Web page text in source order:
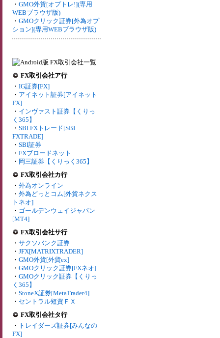
・ GMO外貨[オプトレ!](専用
WEBブラウザ版)
・ GMOクリック証券[外為オプ
ション](専用WEBブラウザ版)
FX取引会社ア行
・ IG証券[FX]
・ アイネット証券[アイネット
FX]
・ インヴァスト証券【くりっ
く365】
・ SBI FXトレード[SBI
FXTRADE]
・ SBI証券
・ FXブロードネット
・ 岡三証券【くりっく365】
FX取引会社カ行
・ 外為オンライン
・ 外為どっとコム[外貨ネクス
トネオ]
・ ゴールデンウェイジャパン
[MT4]
FX取引会社サ行
・ サクソバンク証券
・ JFX[MATRIXTRADER]
・ GMO外貨[外貨ex]
・ GMOクリック証券[FXネオ]
・ GMOクリック証券【くりっ
く365】
・ StoneX証券[MetaTrader4]
・ セントラル短資ＦＸ
FX取引会社タ行
・ トレイダーズ証券[みんなの
FX]